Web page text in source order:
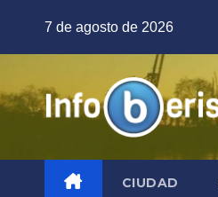
7 de agosto de 2026
CIUDAD